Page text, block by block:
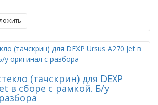
(тачскрин) для DEXP
в сборе с рамкой. Б/у